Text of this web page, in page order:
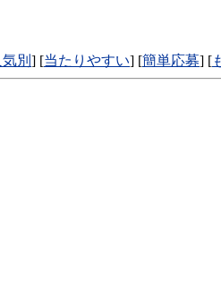
気別 ] [当たりやすい] [簡単応募] [